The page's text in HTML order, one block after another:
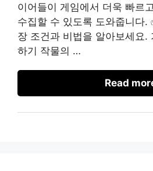
이어들이 게임에서 더욱 빠르
수집할 수 있도록 도와줍니다.
장 조건과 비법을 알아보세요.
하기 작물의 …
Read